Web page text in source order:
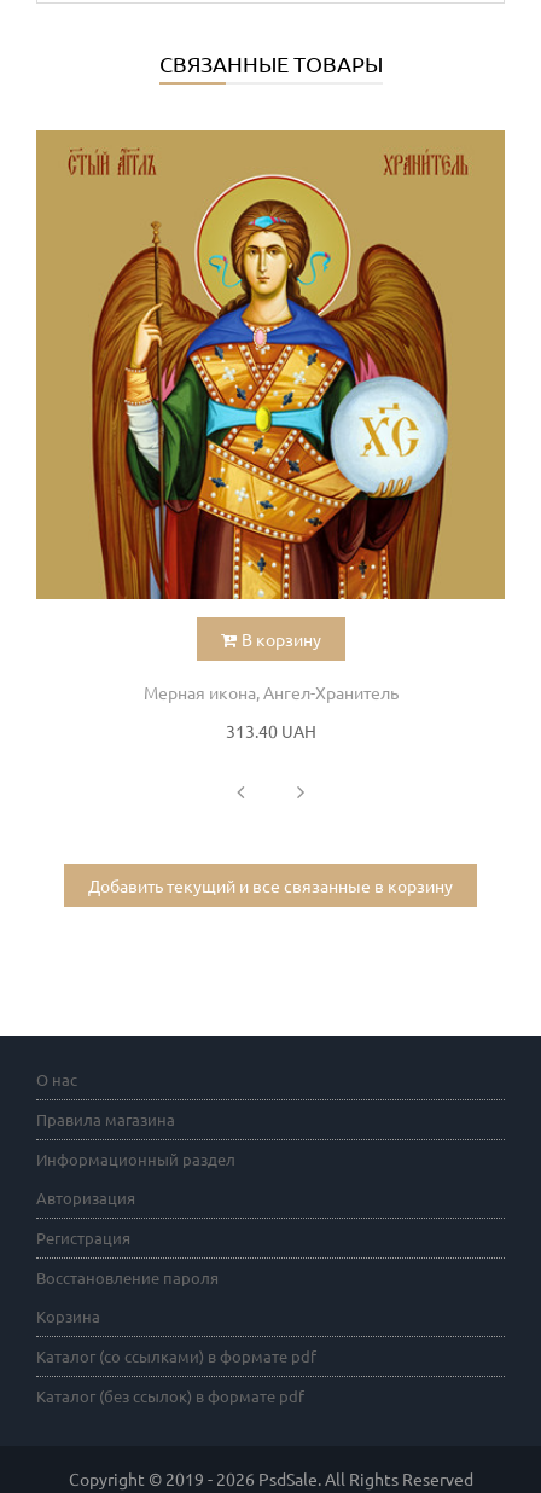
СВЯЗАННЫЕ ТОВАРЫ
В корзину
Мерная икона, Ангел-Хранитель
313.40 UAH
Добавить текущий и все связанные в корзину
О нас
Правила магазина
Информационный раздел
Авторизация
Регистрация
Восстановление пароля
Корзина
Каталог (со ссылками) в формате pdf
Каталог (без ссылок) в формате pdf
Copyright © 2019 - 2026 PsdSale. All Rights Reserved